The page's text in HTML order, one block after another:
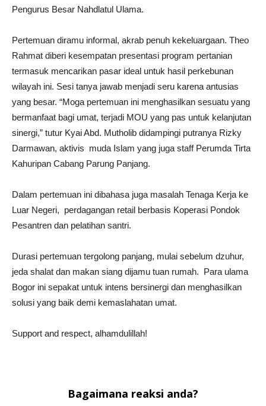
Pengurus Besar Nahdlatul Ulama.
Pertemuan diramu informal, akrab penuh kekeluargaan. Theo
Rahmat diberi kesempatan presentasi program pertanian
termasuk mencarikan pasar ideal untuk hasil perkebunan
wilayah ini. Sesi tanya jawab menjadi seru karena antusias
yang besar. “Moga pertemuan ini menghasilkan sesuatu yang
bermanfaat bagi umat, terjadi MOU yang pas untuk kelanjutan
sinergi,” tutur Kyai Abd. Mutholib didampingi putranya Rizky
Darmawan, aktivis muda Islam yang juga staff Perumda Tirta
Kahuripan Cabang Parung Panjang.
Dalam pertemuan ini dibahasa juga masalah Tenaga Kerja ke
Luar Negeri, perdagangan retail berbasis Koperasi Pondok
Pesantren dan pelatihan santri.
Durasi pertemuan tergolong panjang, mulai sebelum dzuhur,
jeda shalat dan makan siang dijamu tuan rumah. Para ulama
Bogor ini sepakat untuk intens bersinergi dan menghasilkan
solusi yang baik demi kemaslahatan umat.
Support and respect, alhamdulillah!
Bagaimana reaksi anda?